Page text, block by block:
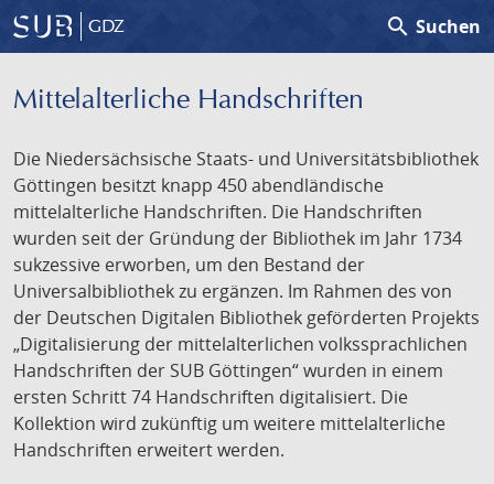
GDZ search Suchen
Mittelalterliche Handschriften
Die Niedersächsische Staats- und Universitätsbibliothek
Göttingen besitzt knapp 450 abendländische
mittelalterliche Handschriften. Die Handschriften
wurden seit der Gründung der Bibliothek im Jahr 1734
sukzessive erworben, um den Bestand der
Universalbibliothek zu ergänzen. Im Rahmen des von
der Deutschen Digitalen Bibliothek geförderten Projekts
„Digitalisierung der mittelalterlichen volkssprachlichen
Handschriften der SUB Göttingen“ wurden in einem
ersten Schritt 74 Handschriften digitalisiert. Die
Kollektion wird zukünftig um weitere mittelalterliche
Handschriften erweitert werden.